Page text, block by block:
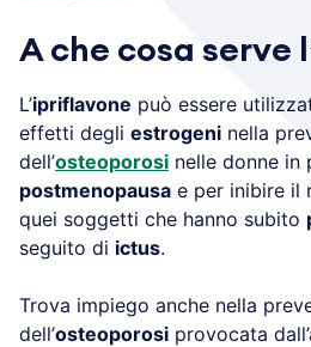
A che cosa serve
L’ipriflavone può essere
effetti degli estrogeni nella
dell’osteoporosi nelle donne in
postmenopausa e per inibire il
quei soggetti che hanno subito
seguito di ictus.
Trova impiego anche nella
dell’osteoporosi provocata